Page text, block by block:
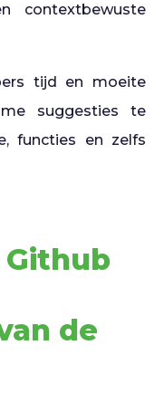
contextbewuste
tijd en moeite
suggesties te
functies en zelfs
de